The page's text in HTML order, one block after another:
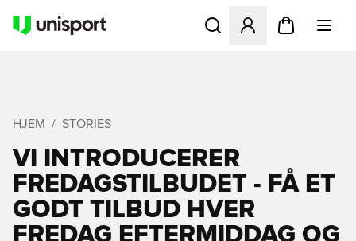
Åbner en Modal til at
HJEM STORIES
VI INTRODUCERER
FREDAGSTILBUDET - FÅ ET
GODT TILBUD HVER
FREDAG EFTERMIDDAG OG